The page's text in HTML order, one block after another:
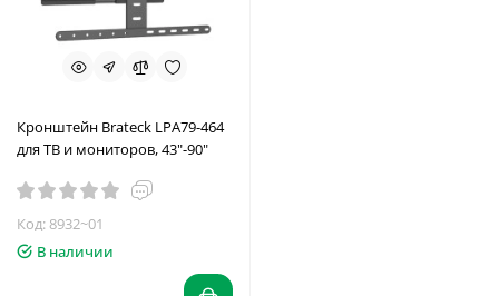
Кронштейн Brateck LPA79-464
для ТВ и мониторов, 43"-90"
Код: 8932~01
В наличии